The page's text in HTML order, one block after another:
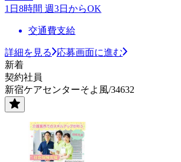
1日8時間 週3日からOK
交通費支給
詳細を見る
応募画面に進む
新着
契約社員
新宿ケアセンターそよ風/34632